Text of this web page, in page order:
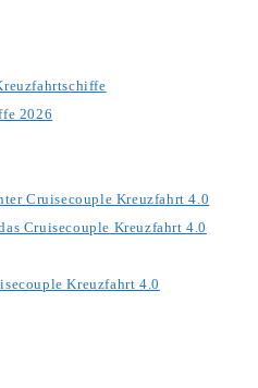
2026
Cruisecouple Kreuzfahrt 4.0
Cruisecouple Kreuzfahrt 4.0
Kreuzfahrt 4.0